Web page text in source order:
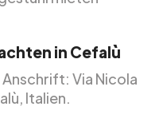
in Cefalù
Anschrift: Via Nicola
Italien.